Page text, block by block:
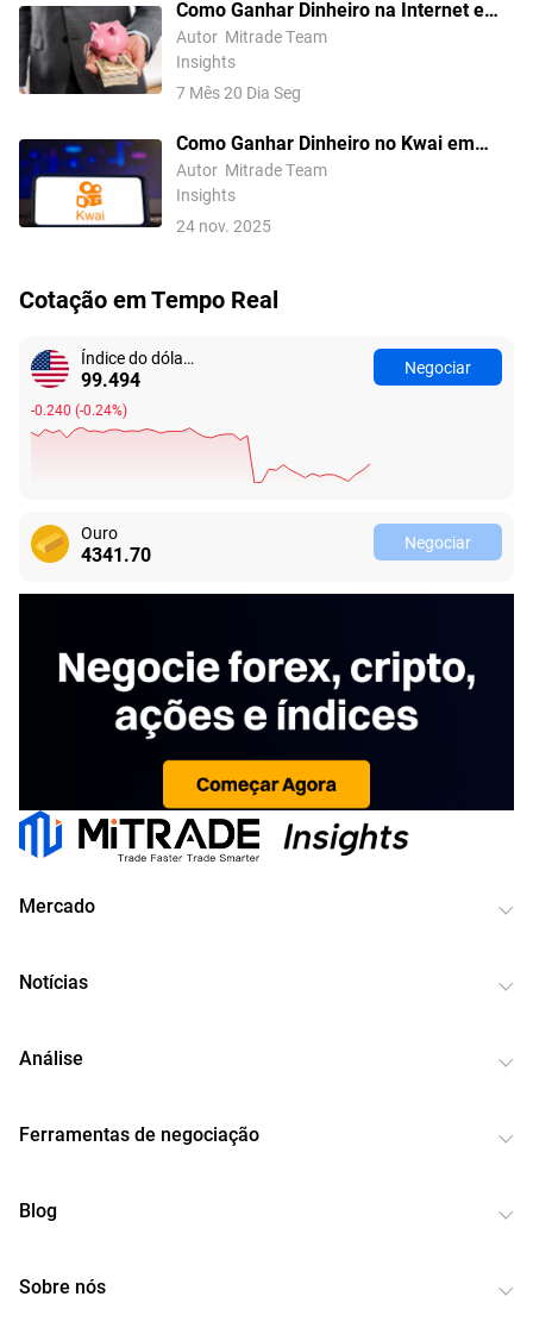
Como Ganhar Dinheiro na Internet em
2026: 20 Métodos que Funcionam no
Brasil
Autor Mitrade Team
Insights
7 Mês 20 Dia Seg
Como Ganhar Dinheiro no Kwai em
2025: 8 Métodos Comprovados
Autor Mitrade Team
Insights
24 nov. 2025
Cotação em Tempo Real
Índice do dólar americano
99.494
-0.240 (-0.24%)
Negociar
Ouro
4341.70 Negociar
Mercado
Notícias
Análise
Ferramentas de negociação
Blog
Sobre nós